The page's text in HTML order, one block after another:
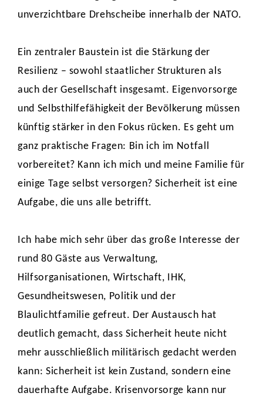
unverzichtbare Drehscheibe innerhalb der NATO.
Ein zentraler Baustein ist die Stärkung der
Resilienz – sowohl staatlicher Strukturen als
auch der Gesellschaft insgesamt. Eigenvorsorge
und Selbsthilfefähigkeit der Bevölkerung müssen
künftig stärker in den Fokus rücken. Es geht um
ganz praktische Fragen: Bin ich im Notfall
vorbereitet? Kann ich mich und meine Familie für
einige Tage selbst versorgen? Sicherheit ist eine
Aufgabe, die uns alle betrifft.
Ich habe mich sehr über das große Interesse der
rund 80 Gäste aus Verwaltung,
Hilfsorganisationen, Wirtschaft, IHK,
Gesundheitswesen, Politik und der
Blaulichtfamilie gefreut. Der Austausch hat
deutlich gemacht, dass Sicherheit heute nicht
mehr ausschließlich militärisch gedacht werden
kann: Sicherheit ist kein Zustand, sondern eine
dauerhafte Aufgabe. Krisenvorsorge kann nur